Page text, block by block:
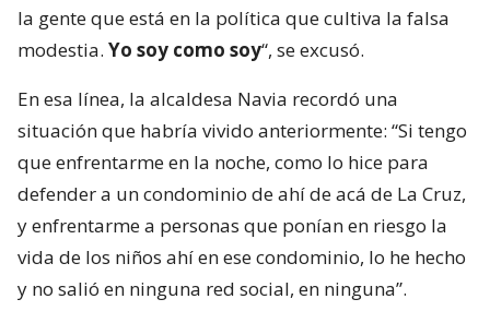
la gente que está en la política que cultiva la falsa
modestia. Yo soy como soy“, se excusó.
En esa línea, la alcaldesa Navia recordó una
situación que habría vivido anteriormente: “Si tengo
que enfrentarme en la noche, como lo hice para
defender a un condominio de ahí de acá de La Cruz,
y enfrentarme a personas que ponían en riesgo la
vida de los niños ahí en ese condominio, lo he hecho
y no salió en ninguna red social, en ninguna”.